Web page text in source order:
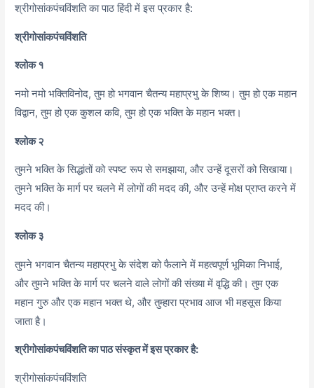
श्रीगोसांकपंचविंशति का पाठ हिंदी में इस प्रकार है:
श्रीगोसांकपंचविंशति
श्लोक १
नमो नमो भक्तिविनोद, तुम हो भगवान चैतन्य महाप्रभु के शिष्य। तुम हो एक महान
विद्वान, तुम हो एक कुशल कवि, तुम हो एक भक्ति के महान भक्त।
श्लोक २
तुमने भक्ति के सिद्धांतों को स्पष्ट रूप से समझाया, और उन्हें दूसरों को सिखाया।
तुमने भक्ति के मार्ग पर चलने में लोगों की मदद की, और उन्हें मोक्ष प्राप्त करने में
मदद की।
श्लोक ३
तुमने भगवान चैतन्य महाप्रभु के संदेश को फैलाने में महत्वपूर्ण भूमिका निभाई,
और तुमने भक्ति के मार्ग पर चलने वाले लोगों की संख्या में वृद्धि की। तुम एक
महान गुरु और एक महान भक्त थे, और तुम्हारा प्रभाव आज भी महसूस किया
जाता है।
श्रीगोसांकपंचविंशति का पाठ संस्कृत में इस प्रकार है:
श्रीगोसांकपंचविंशति